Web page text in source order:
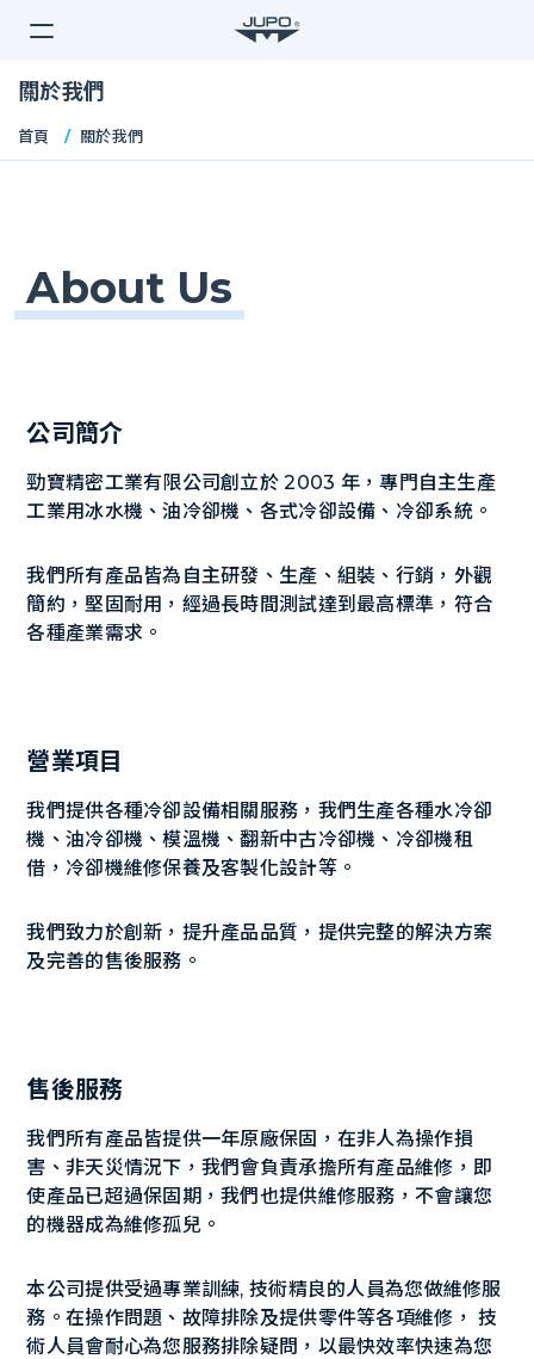
Jupo
關於我們
首頁 關於我們
About Us
公司簡介
勁寶精密工業有限公司創立於 2003 年，專門自主生產
工業用冰水機、油冷卻機、各式冷卻設備、冷卻系統。
我們所有產品皆為自主研發、生產、組裝、行銷，外觀
簡約，堅固耐用，經過長時間測試達到最高標準，符合
各種產業需求。
營業項目
我們提供各種冷卻設備相關服務，我們生產各種水冷卻
機、油冷卻機、模溫機、翻新中古冷卻機、冷卻機租
借，冷卻機維修保養及客製化設計等。
我們致力於創新，提升產品品質，提供完整的解決方案
及完善的售後服務。
售後服務
我們所有產品皆提供一年原廠保固，在非人為操作損
害、非天災情況下，我們會負責承擔所有產品維修，即
使產品已超過保固期，我們也提供維修服務，不會讓您
的機器成為維修孤兒。
本公司提供受過專業訓練, 技術精良的人員為您做維修服
務。在操作問題、故障排除及提供零件等各項維修， 技
術人員會耐心為您服務排除疑問，以最快效率快速為您